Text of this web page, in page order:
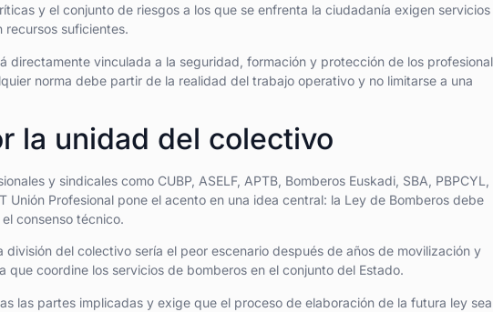
y el conjunto de riesgos a los que se enfrenta la ciudadanía exigen servicios
suficientes.
directamente vinculada a la seguridad, formación y protección de los
norma debe partir de la realidad del trabajo operativo y no limitarse a una
la unidad del colectivo
y sindicales como CUBP, ASELF, APTB, Bomberos Euskadi, SBA, PBPCYL,
Unión Profesional pone el acento en una idea central: la Ley de Bomberos debe
consenso técnico.
del colectivo sería el peor escenario después de años de movilización y
coordine los servicios de bomberos en el conjunto del Estado.
las partes implicadas y exige que el proceso de elaboración de la futura ley sea